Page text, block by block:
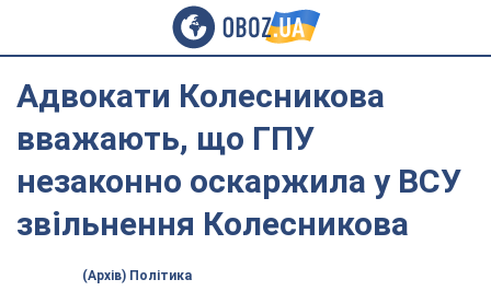
Адвокати Колесникова
вважають, що ГПУ
незаконно оскаржила у ВСУ
звільнення Колесникова
(Архів) Політика